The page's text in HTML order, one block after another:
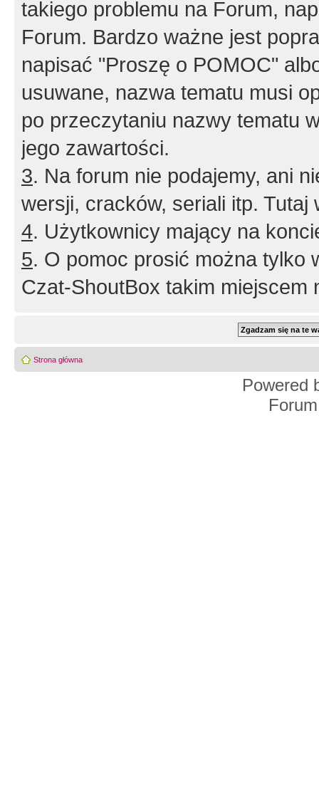
takiego problemu na Forum,
Forum. Bardzo ważne jest
napisać "Proszę o POMOC"
usuwane, nazwa tematu musi
po przeczytaniu nazwy tematu
jego zawartości.
3. Na forum nie podajemy, ani
wersji, cracków, seriali itp. Tutaj
4. Użytkownicy mający na
5. O pomoc prosić można tylko
Czat-ShoutBox takim miejscem
Strona główna
Powered